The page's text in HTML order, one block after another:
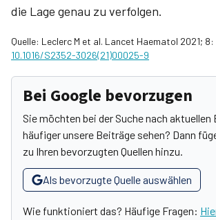
die Lage genau zu verfolgen.
Quelle: Leclerc M et al. Lancet Haematol 2021; 8:
10.1016/S2352-3026(21)00025-9
Bei Google bevorzugen
Sie möchten bei der Suche nach
häufiger unsere Beiträge sehen? Dann
zu Ihren bevorzugten Quellen hinzu.
Als bevorzugte Quelle auswählen
Wie funktioniert das? Häufige Fragen: